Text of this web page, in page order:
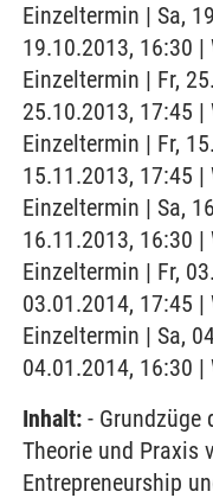
Einzeltermin | Sa,
19.10.2013, 16:30 |
Einzeltermin | Fr,
25.10.2013, 17:45 |
Einzeltermin | Fr,
15.11.2013, 17:45 |
Einzeltermin | Sa,
16.11.2013, 16:30 |
Einzeltermin | Fr,
03.01.2014, 17:45 |
Einzeltermin | Sa,
04.01.2014, 16:30 |
Inhalt: - Grundzüge
Theorie und Praxis
Entrepreneurship